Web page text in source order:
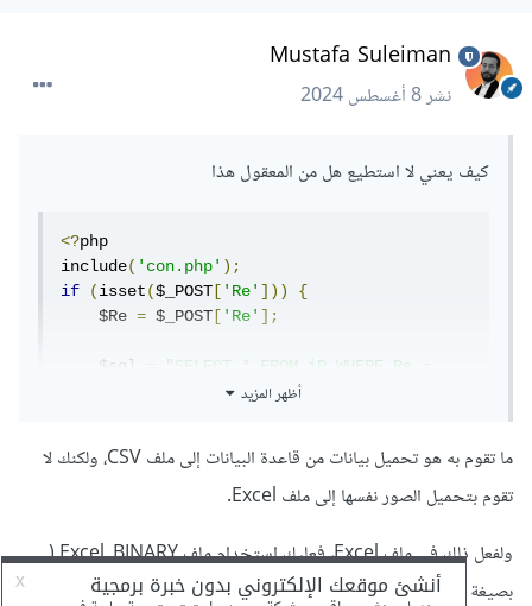
Mustafa Suleiman
نشر8 أغسطس 2024
كيف يعني لا استطيع هل من المعقول هذا
<?php
include('con.php');
if
(isset($_POST ['Re']))
{
    $Re
= $_POST['Re'];
    $sql
"SELECT * FROM iP WHERE Re =
if ( $result->num_rows > 0) {
        $filename
= "data_from_iP_$Re.csv" ;
charset=utf-8'
        header
('Content-Disposition:
attachment; filename=' . $filename );
أظهر المزيد
ما تقوم به هو تحميل بيانات من قاعدة البيانات إلى ملف CSV، ولكنك لا
تقوم بتحميل الصور نفسها إلى ملف Excel.
ولفعل ذلك في ملف Excel، فعليك استخدام ملف Excel_BINARY (
بصيغة xls أو xlsx ) بدلاً من ملف CSV، وستحتاج إلى استخدام مكتبة